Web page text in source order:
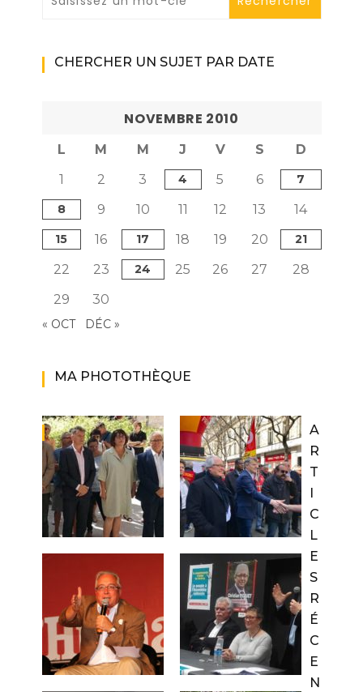
CHERCHER UN SUJET PAR DATE
NOVEMBRE 2010
L M M J V S
D
1
2 3 4 5 6 7
8 9 10 11 12 13 14
15 16 17 18 19 20 21
22 23 24 25 26 27
28
29
30
« OCT DÉC »
MA PHOTOTHÈQUE
A
R
T
C
L
E
S
R
É
C
E
N